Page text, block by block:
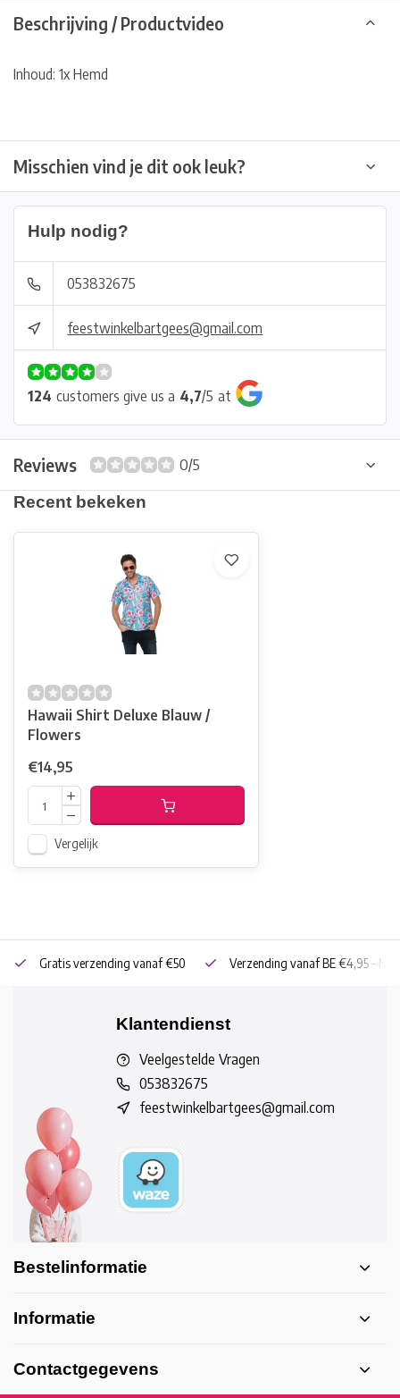
Beschrijving / Productvideo
Inhoud: 1x Hemd
Misschien vind je dit ook leuk?
Hulp nodig?
053832675
feestwinkelbartgees@gmail.com
124 customers give us a 4,7/5 at
Reviews
0/5
Recent bekeken
Hawaii Shirt Deluxe Blauw /
Flowers
€14,95
Vergelijk
Gratis verzending vanaf €50 Verzending vanaf BE €4,95 - NL
Klantendienst
Veelgestelde Vragen
053832675
feestwinkelbartgees@gmail.com
Bestelinformatie
Informatie
Contactgegevens